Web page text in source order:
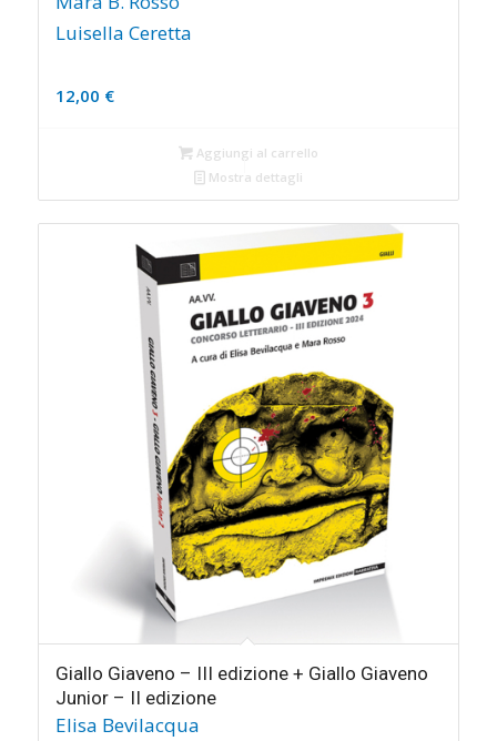
Luisella Ceretta
12,00 €
Aggiungi al carrello
Mostra dettagli
Giallo Giaveno – III edizione + Giallo Giaveno
Junior – II edizione
Elisa Bevilacqua